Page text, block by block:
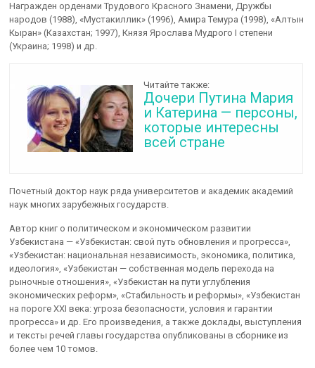
Награжден орденами Трудового Красного Знамени, Дружбы
народов (1988), «Мустакиллик» (1996), Амира Темура (1998), «Алтын
Кыран» (Казахстан; 1997), Князя Ярослава Мудрого I степени
(Украина; 1998) и др.
Читайте также:
Дочери Путина Мария
и Катерина — персоны,
которые интересны
всей стране
Почетный доктор наук ряда университетов и академик академий
наук многих зарубежных государств.
Автор книг о политическом и экономическом развитии
Узбекистана — «Узбекистан: свой путь обновления и прогресса»,
«Узбекистан: национальная независимость, экономика, политика,
идеология», «Узбекистан — собственная модель перехода на
рыночные отношения», «Узбекистан на пути углубления
экономических реформ», «Стабильность и реформы», «Узбекистан
на пороге ХХI века: угроза безопасности, условия и гарантии
прогресса» и др. Его произведения, а также доклады, выступления
и тексты речей главы государства опубликованы в сборнике из
более чем 10 томов.